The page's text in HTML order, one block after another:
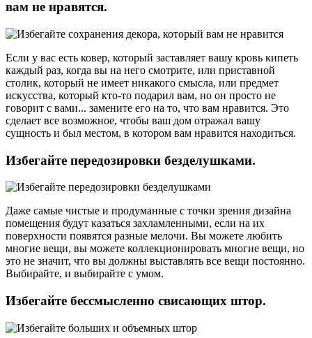
вам не нравятся.
Если у вас есть ковер, который заставляет вашу кровь кипеть
каждый раз, когда вы на него смотрите, или приставной
столик, который не имеет никакого смысла, или предмет
искусства, который кто-то подарил вам, но он просто не
говорит с вами... замените его на то, что вам нравится. Это
сделает все возможное, чтобы ваш дом отражал вашу
сущность и был местом, в котором вам нравится находиться.
Избегайте передозировки безделушками.
Даже самые чистые и продуманные с точки зрения дизайна
помещения будут казаться захламленными, если на их
поверхности появятся разные мелочи. Вы можете любить
многие вещи, вы можете коллекционировать многие вещи, но
это не значит, что вы должны выставлять все вещи постоянно.
Выбирайте, и выбирайте с умом.
Избегайте бессмысленно свисающих штор.